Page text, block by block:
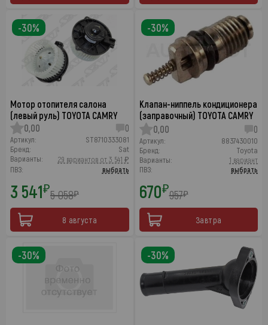
Мотор отопителя салона
(левый руль) TOYOTA CAMRY
0,00
0
Артикул:
ST8710333081
Бренд:
Sat
Варианты:
29 вариантов от 3 541 ₽
ПВЗ:
выбрать
3 541₽5 058₽
8 августа
-30%
Клапан-ниппель кондиционера
(заправочный) TOYOTA CAMRY
0,00
0
Артикул:
8837430010
Бренд:
Toyota
Варианты:
1 вариант
ПВЗ:
выбрать
670₽957₽
Завтра
-30%
-30% -30%